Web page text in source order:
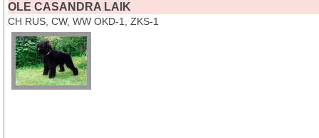
OLE CASANDRA LAIK
CH RUS, CW, WW OKD-1, ZKS-1